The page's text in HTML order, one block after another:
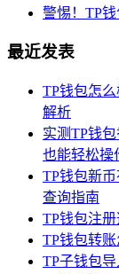
警惕！TP
最近发表
TP钱包怎
解析
实测TP钱
也能轻松操
TP钱包新
查询指南
TP钱包注
TP钱包转
TP子钱包